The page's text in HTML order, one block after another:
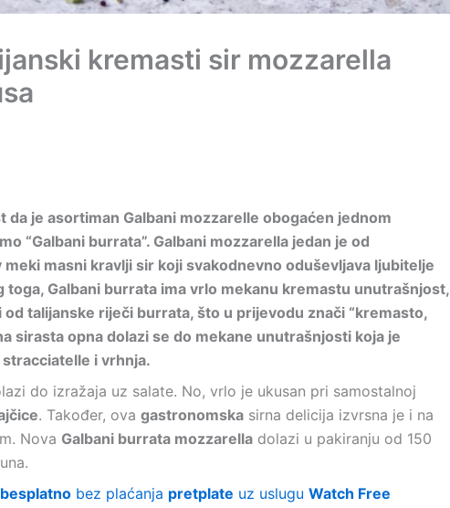
kremasti sir mozzarella
je asortiman Galbani mozzarelle obogaćen jednom
“Galbani burrata”. Galbani mozzarella jedan je od
masni kravlji sir koji svakodnevno oduševljava ljubitelje
toga, Galbani burrata ima vrlo mekanu kremastu unutrašnjost,
talijanske riječi burrata, što u prijevodu znači “kremasto,
sirasta opna dolazi se do mekane unutrašnjosti koja je
i vrhnja.
do izražaja uz salate. No, vrlo je ukusan pri samostalnoj
. Također, ova gastronomska sirna delicija izvrsna je i na
Nova Galbani burrata mozzarella dolazi u pakiranju od 150
besplatno bez plaćanja pretplate uz uslugu Watch Free